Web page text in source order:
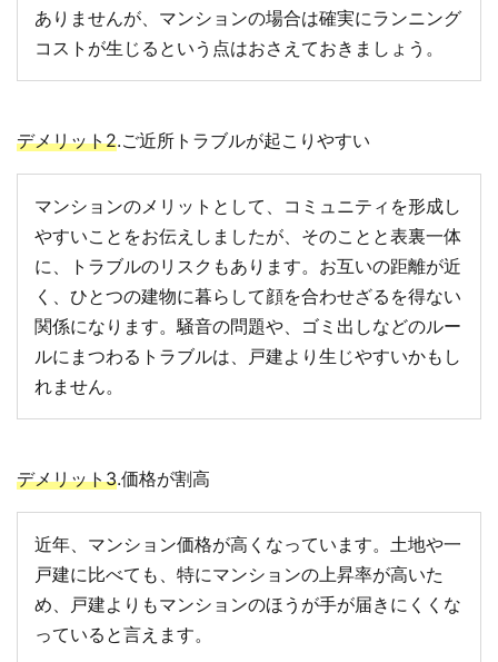
ありませんが、マンションの場合は確実にランニング
コストが生じるという点はおさえておきましょう。
デメリット2.ご近所トラブルが起こりやすい
マンションのメリットとして、コミュニティを形成し
やすいことをお伝えしましたが、そのことと表裏一体
に、トラブルのリスクもあります。お互いの距離が近
く、ひとつの建物に暮らして顔を合わせざるを得ない
関係になります。騒音の問題や、ゴミ出しなどのルー
ルにまつわるトラブルは、戸建より生じやすいかもし
れません。
デメリット3.価格が割高
近年、マンション価格が高くなっています。土地や一
戸建に比べても、特にマンションの上昇率が高いた
め、戸建よりもマンションのほうが手が届きにくくな
っていると言えます。